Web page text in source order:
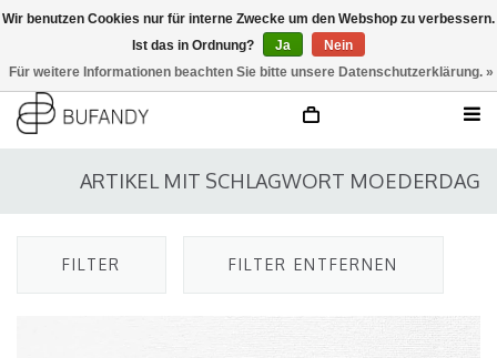
ARTIKEL MIT SCHLAGWORT MOEDERDAG
FILTER FILTER ENTFERNEN
Wir benutzen Cookies nur für interne Zwecke um den Webshop zu verbessern.
Ist das in Ordnung?
Ja
Nein
Für weitere Informationen beachten Sie bitte unsere Datenschutzerklärung. »